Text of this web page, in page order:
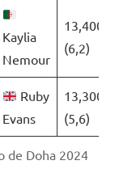
Kaylia
Nemour
13,400
(6,2)
Ruby
Evans
13,300
(5,6)
de Doha 2024